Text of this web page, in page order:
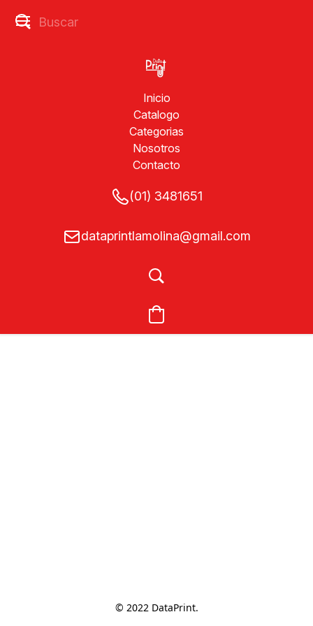
Inicio
Catalogo
Categorias
Nosotros
Contacto
(01) 3481651
dataprintlamolina@gmail.com
© 2022 DataPrint.